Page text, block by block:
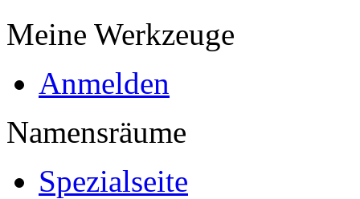
Meine Werkzeuge
Anmelden
Namensräume
Spezialseite